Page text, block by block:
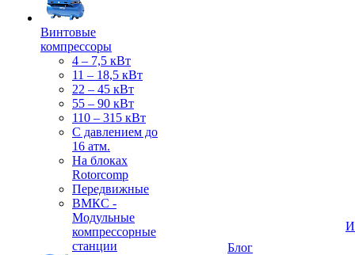
Винтовые
компрессоры
4 – 7,5 кВт
11 – 18,5 кВт
22 – 45 кВт
55 – 90 кВт
110 – 315 кВт
С давлением до
16 атм.
На блоках
Rotorcomp
Передвижные
ВМКС -
Модульные
компрессорные
станции
Блог